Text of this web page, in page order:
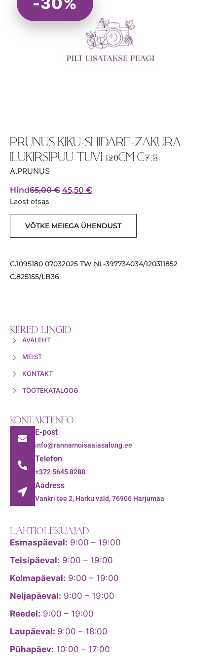
PRUNUS KIKU-SHIDARE-ZAKURA
ILUKIRSIPUU TÜVI 120CM C7,5
A.PRUNUS
Hind65,00€ 45,50 €
Laost otsas
VÕTKE MEIEGA ÜHENDUST
C.1095180 07032025 TW NL-397734034/120311852
C.825155/LB36
KIIRED LINGID
AVALEHT
MEIST
KONTAKT
TOOTEKATALOOG
KONTAKTIINFO
E-post
info@rannamoisaaiasalong.ee
Telefon
+372 5645 8288
Aadress
Vankri tee 2, Harku vald, 76906 Harjumaa
LAHTIOLEKUAJAD
Esmaspäeval: 9:00 – 19:00
Teisipäeval: 9:00 – 19:00
Kolmapäeval: 9:00 – 19:00
Neljapäeval: 9:00 – 19:00
Reedel: 9:00 – 19:00
Laupäeval: 9:00 – 18:00
Pühapäev: 10:00 – 17:00